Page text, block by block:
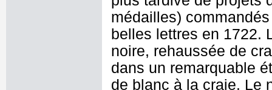
médailles)
belles lettres en 1722.
noire, rehaussée de
dans un remarquable
de blanc à la craie. Le